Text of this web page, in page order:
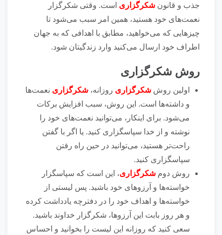
جذب و قانون شکرگزاری است. وقتی شکرگزار
نعمت‌های خود هستید، همین امر سبب می‌شود تا
چیز‌هایی که می‌خواهید، مطابق با اهدافی که به جهان
اطراف خود ارسال می‌کنید وارد زندگیتان شود.
روش شکرگزاری
اولین روش شکرگزاری روزانه، شکرگزاری نعمت‌ها
و داشته‌ها است. این روش، سبب افزایش برکات
می‌شود. برای اینکار، می‌توانید نعمت‌های خود را
نوشته و از خدا سپاسگزاری کنید. یا اگر با گفتن
راحت‌تر هستید، می‌توانید در حین راه رفتن
سپاسگزاری کنید‌.
روش دوم شکرگزاری، این است که سپاسگزار
خواسته‌ها و آرزو‌های خود باشید. پس لیستی از
خواسته‌ها و اهداف خود را در دفترچه یادداشت کرده
و هر روز بابت این آرزو‌ها، شکرگزار خداوند باشید.
سعی کنید که روزانه این لیست را بخوانید و احساس